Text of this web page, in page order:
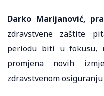
Darko Marijanović,
zdravstvene zaštite
periodu biti u fokusu,
promjena novih
zdravstvenom